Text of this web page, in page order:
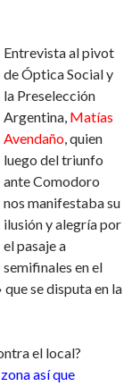
Entrevista al pivot
de Óptica Social y
la Preselección
Argentina, Matías
Avendaño, quien
luego del triunfo
ante Comodoro
nos manifestaba su
ilusión y alegría por
el pasaje a
semifinales en el
se disputa en la
el local?
así que